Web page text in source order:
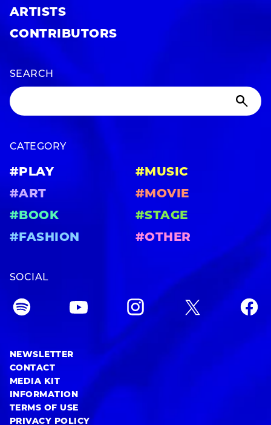
ARTISTS
CONTRIBUTORS
SEARCH
CATEGORY
#PLAY
#MUSIC
#ART
#MOVIE
#BOOK
#STAGE
#FASHION
#OTHER
SOCIAL
NEWSLETTER
CONTACT
MEDIA KIT
INFORMATION
TERMS OF USE
PRIVACY POLICY